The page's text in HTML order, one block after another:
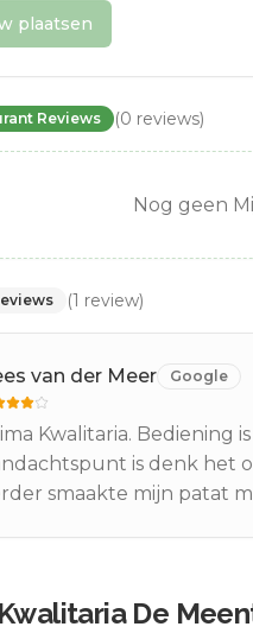
plaatsen
Reviews (0 reviews)
Nog geen
(1 review)
van der Meer Google
Kwalitaria. Bediening
is denk het
smaakte mijn patat
Kwalitaria De